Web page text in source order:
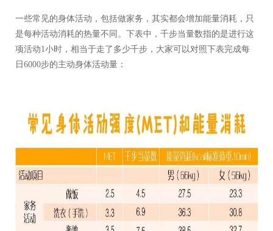
一些常见的身体活动，包括做家务，其实都会增加能量消耗，只
是每种活动消耗的热量不同。下表中，千步当量数指的是进行这
项活动1小时，相当于走了多少千步，大家可以对照下表完成每
日6000步的主动身体活动量：